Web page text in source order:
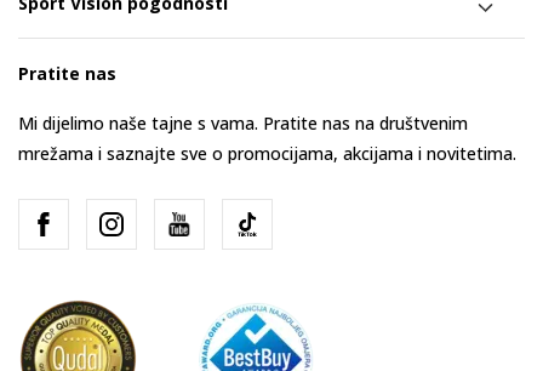
Pratite nas
Mi dijelimo naše tajne s vama. Pratite nas na društvenim
mrežama i saznajte sve o promocijama, akcijama i novitetima.